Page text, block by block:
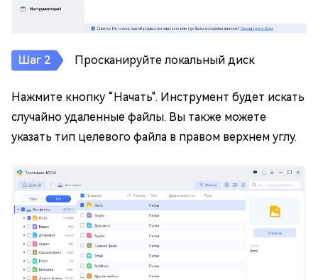
Просканируйте локальный диск
Нажмите кнопку “Начать". Инструмент будет искать
случайно удаленные файлы. Вы также можете
указать тип целевого файла в правом верхнем углу.